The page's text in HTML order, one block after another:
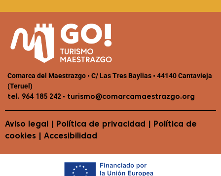
Comarca del Maestrazgo • C/ Las Tres Baylias • 44140 Cantavieja
(Teruel)
tel. 964 185 242 • turismo@comarcamaestrazgo.org
Aviso legal Política de privacidad
Política de
cookies
Accesibilidad